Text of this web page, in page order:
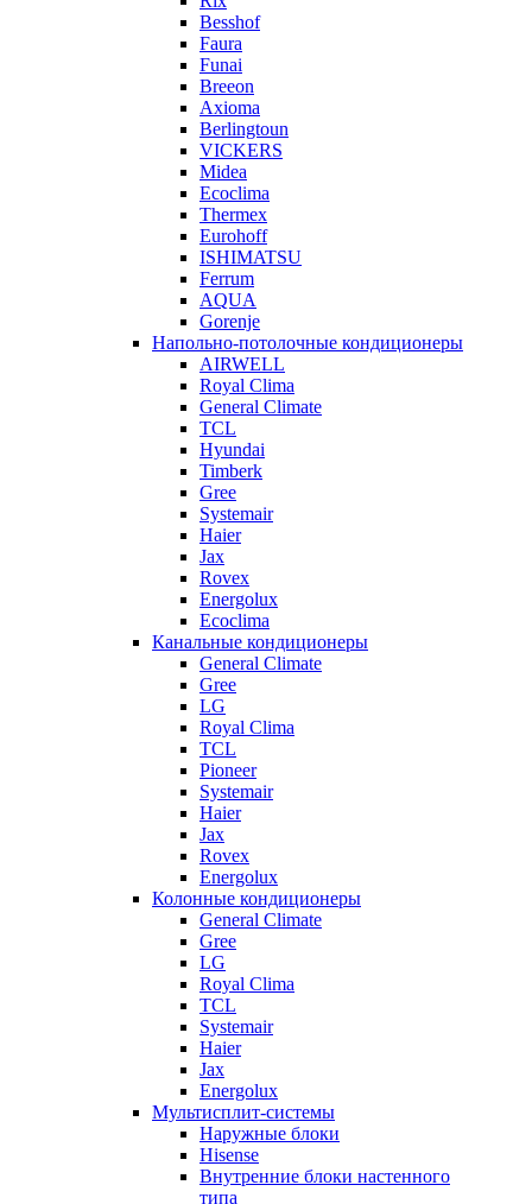
Besshof
Faura
Funai
Breeon
Axioma
Berlingtoun
VICKERS
Midea
Ecoclima
Thermex
Eurohoff
ISHIMATSU
Ferrum
AQUA
Gorenje
Напольно-потолочные кондиционеры
AIRWELL
Royal Clima
General Climate
TCL
Hyundai
Timberk
Gree
Systemair
Haier
Jax
Rovex
Energolux
Ecoclima
Канальные кондиционеры
General Climate
Gree
LG
Royal Clima
TCL
Pioneer
Systemair
Haier
Jax
Rovex
Energolux
Колонные кондиционеры
General Climate
Gree
LG
Royal Clima
TCL
Systemair
Haier
Jax
Energolux
Мультисплит-системы
Наружные блоки
Hisense
Внутренние блоки настенного
типа